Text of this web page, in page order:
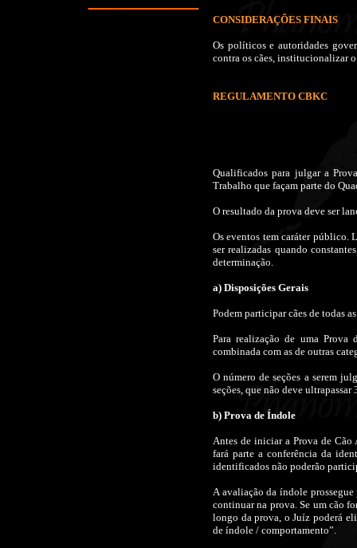
CONSIDERAÇÕES FINAIS
Os políticos e autoridades
contra os cães, institucionalizar o
REGULAMENTO CBKC
Qualificados para julgar a
Trabalho que façam parte do
O resultado da prova deve ser
Os eventos tem caráter público.
ser realizadas quando
determinação.
a) Disposições Gerais
Podem participar cães de todas
Para realização de uma Prova
combinada com as de outras
O número de seções a serem
seções, que não deve
b) Prova de Índole
Antes de iniciar a Prova de Cão
fará parte a conferência da
identificados não poderão
A avaliação da índole
continuar na prova. Se um cão
longo da prova, o Juíz poderá
de índole / comportamento”.